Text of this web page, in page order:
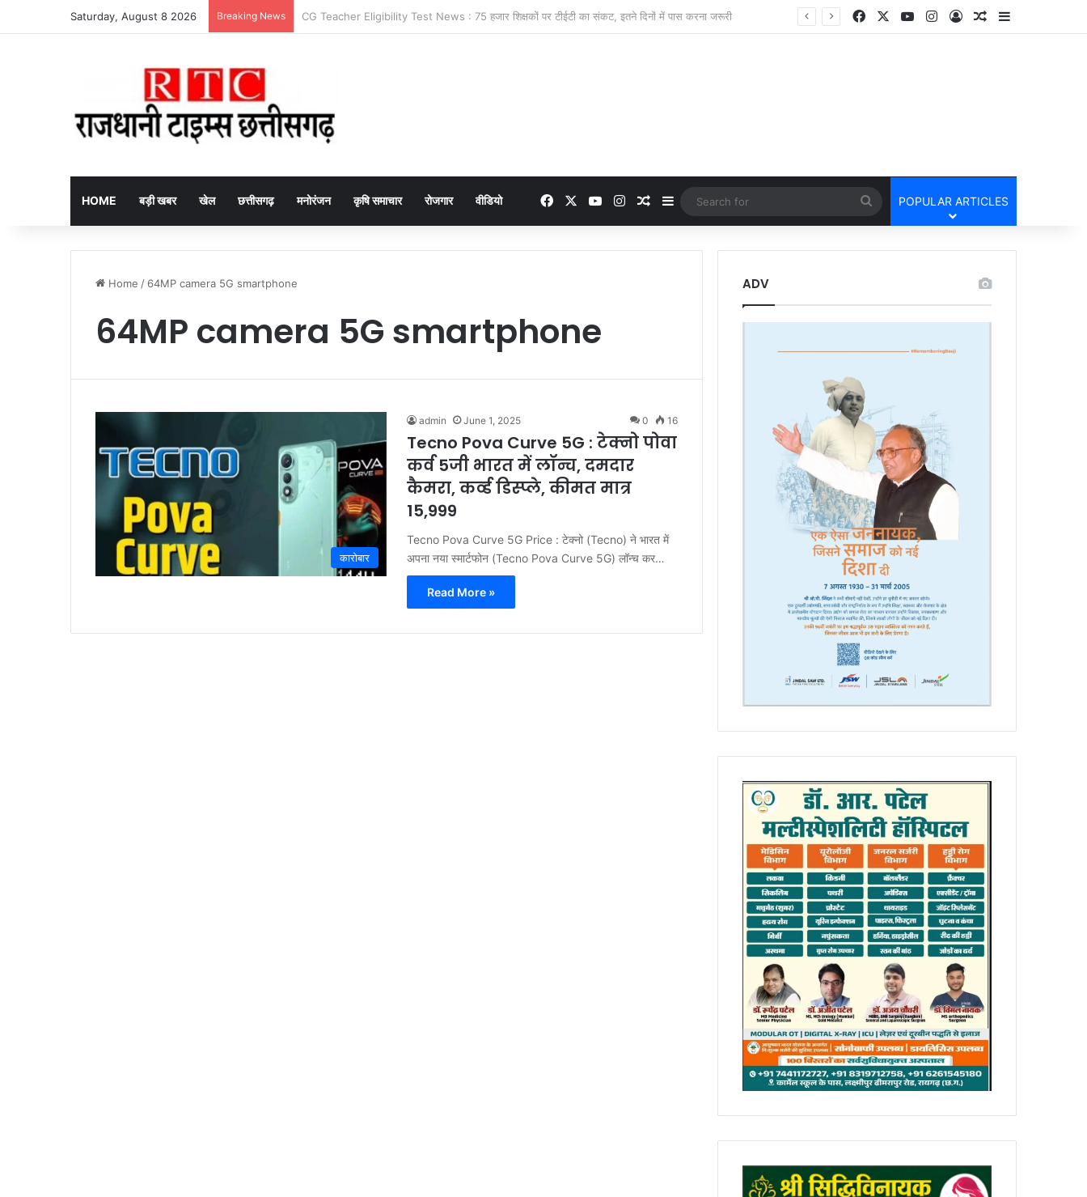
Saturday, August 8 2026 Breaking News Arrested fake online payment पेट्रोल पंप पर फर्जी ऑनलाइन पेमेंट दिखाकर ठगी करने वाला युवक गिरफ्तार FacebookYouTubeInstagram
Log InRandom Article
Sidebar
HOME बड़ी खबर खेल छत्तीसगढ़ मनोरंजन कृषि समाचार रोजगार वीडियो FacebookYouTubeInstagramRandom Article
Sidebar
Search
for
POPULAR ARTICLES
Home / 64MP camera 5G smartphone
64MP camera 5G smartphone
कारोबार
admin June 1, 2025 0 16
Tecno Pova Curve 5G : टेक्नो पोवा
कर्व 5जी भारत में लॉन्च, दमदार
कैमरा, कर्व्ड डिस्प्ले, कीमत मात्र
15,999
Tecno Pova Curve 5G Price : टेक्नो (Tecno) ने भारत में
अपना नया स्मार्टफोन (Tecno Pova Curve 5G) लॉन्च कर…
Read More »
ADV